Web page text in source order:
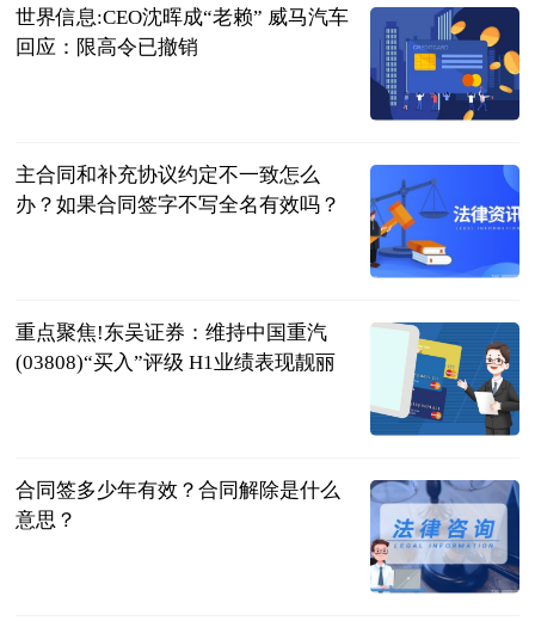
世界信息:CEO沈晖成“老赖” 威马汽车
回应：限高令已撤销
主合同和补充协议约定不一致怎么
办？如果合同签字不写全名有效吗？
重点聚焦!东吴证券：维持中国重汽
(03808)“买入”评级 H1业绩表现靓丽
合同签多少年有效？合同解除是什么
意思？